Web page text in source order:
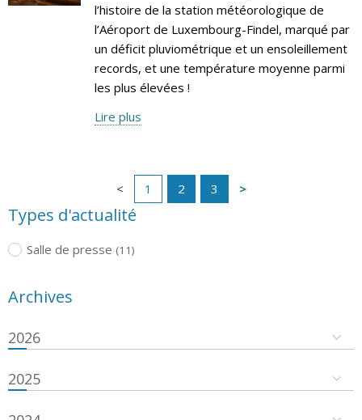
l’histoire de la station météorologique de
l’Aéroport de Luxembourg-Findel, marqué par
un déficit pluviométrique et un ensoleillement
records, et une température moyenne parmi
les plus élevées !
Lire plus
1 2 3
Types d'actualité
Salle de presse (11)
Archives
2026
2025